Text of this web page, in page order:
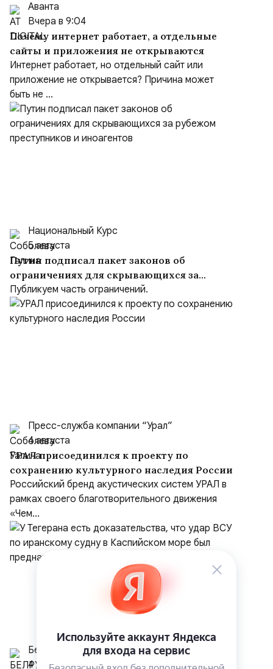
Аванта
Вчера в 9:04
Почему интернет работает, а отдельные
сайты и приложения не открываются
Интернет работает, но отдельный сайт или
приложение не открывается? Причина может
быть не ...
Национальный Курс
5 августа
Путин подписал пакет законов об
ограничениях для скрывающихся за
рубежом преступников и иноагентов
Публикуем часть ограничений.
Пресс-служба компании “Урал”
4 августа
УРАЛ присоединился к проекту по
сохранению культурного наследия России
Российский бренд акустических систем УРАЛ в
рамках своего благотворительного движения
«Чем...
Белрусинфо
4 августа